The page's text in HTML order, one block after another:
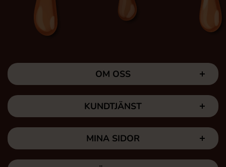
OM OSS
KUNDTJÄNST
MINA SIDOR